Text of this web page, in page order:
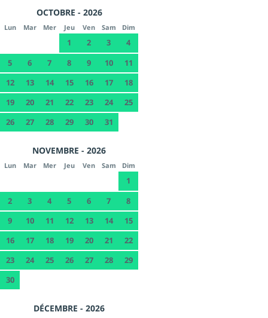
OCTOBRE - 2026
Lun Mar Mer Jeu Ven Sam Dim
1 2 3
4
5
6 7 8 9 10
11
12
13 14 15 16 17
18
19
20 21 22 23 24
25
26
27 28 29 30 31
NOVEMBRE - 2026
Lun Mar Mer Jeu Ven Sam Dim
1
2
3 4 5 6 7
8
9
10 11 12 13 14
15
16
17 18 19 20 21
22
23
24 25 26 27 28
29
30
DÉCEMBRE - 2026